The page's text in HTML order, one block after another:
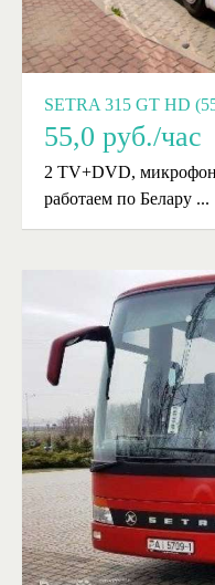
SETRA 315 GT HD
55,0 руб./час
2 TV+DVD,
работаем по Белару ...